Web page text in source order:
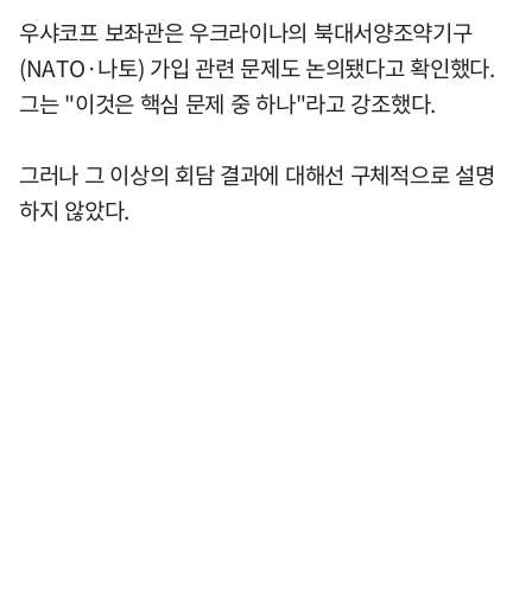
우샤코프 보좌관은 우크라이나의 북대서양조약기구
(NATO·나토) 가입 관련 문제도 논의됐다고 확인했다.
그는 "이것은 핵심 문제 중 하나"라고 강조했다.
그러나 그 이상의 회담 결과에 대해선 구체적으로 설명
하지 않았다.